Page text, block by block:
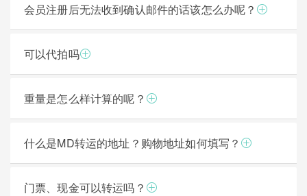
会员注册后无法收到确认邮件的话该怎么办呢？
可以代拍吗
重量是怎么样计算的呢？
什么是MD转运的地址？购物地址如何填写？
门票、现金可以转运吗？